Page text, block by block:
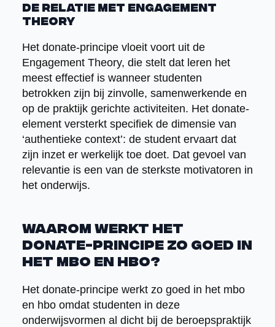
De relatie met Engagement
Theory
Het donate-principe vloeit voort uit de
Engagement Theory, die stelt dat leren het
meest effectief is wanneer studenten
betrokken zijn bij zinvolle, samenwerkende en
op de praktijk gerichte activiteiten. Het donate-
element versterkt specifiek de dimensie van
‘authentieke context’: de student ervaart dat
zijn inzet er werkelijk toe doet. Dat gevoel van
relevantie is een van de sterkste motivatoren in
het onderwijs.
Waarom werkt het
donate-principe zo goed in
het mbo en hbo?
Het donate-principe werkt zo goed in het mbo
en hbo omdat studenten in deze
onderwijsvormen al dicht bij de beroepspraktijk